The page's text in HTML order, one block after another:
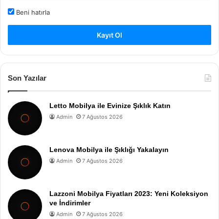
Beni hatırla
Kayıt Ol
Son Yazılar
Letto Mobilya ile Evinize Şıklık Katın
Admin 7 Ağustos 2026
Lenova Mobilya ile Şıklığı Yakalayın
Admin 7 Ağustos 2026
Lazzoni Mobilya Fiyatları 2023: Yeni Koleksiyon
ve İndirimler
Admin 7 Ağustos 2026